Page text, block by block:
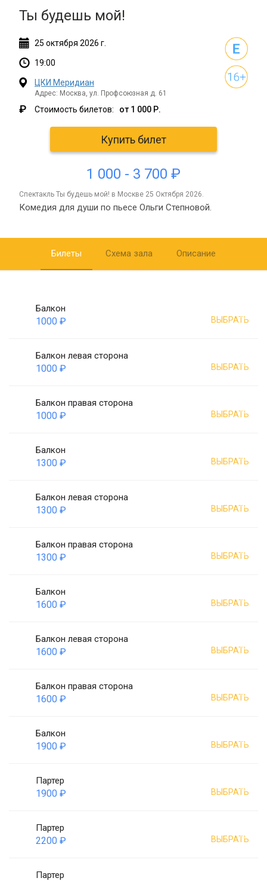
Ты будешь мой!
25 октября 2026 г.
19:00
ЦКИ Меридиан
Адрес: Москва, ул. Профсоюзная д. 61
₽ Стоимость билетов: от 1 000 Р.
Купить билет
1 000 - 3 700 ₽
спектакль Ты будешь мой! в Москве 25 Октября 2026.
Комедия для души по пьесе Ольги Степновой.
Билеты Схема зала Описание
Балкон
1000 ₽ ВЫБРАТЬ
Балкон левая сторона
1000 ₽ ВЫБРАТЬ
Балкон правая сторона
1000 ₽ ВЫБРАТЬ
Балкон
1300 ₽ ВЫБРАТЬ
Балкон левая сторона
1300 ₽ ВЫБРАТЬ
Балкон правая сторона
1300 ₽ ВЫБРАТЬ
Балкон
1600 ₽ ВЫБРАТЬ
Балкон левая сторона
1600 ₽ ВЫБРАТЬ
Балкон правая сторона
1600 ₽ ВЫБРАТЬ
Балкон
1900 ₽ ВЫБРАТЬ
Партер
1900 ₽ ВЫБРАТЬ
Партер
2200 ₽ ВЫБРАТЬ
Партер